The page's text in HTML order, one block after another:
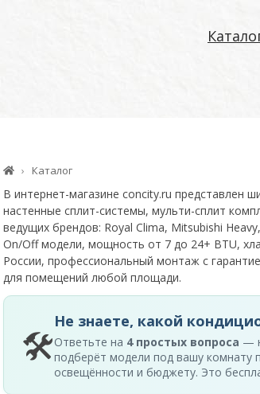
Каталог
В интернет-магазине concity.ru представлен
настенные сплит-системы, мульти-сплит
ведущих брендов: Royal Clima, Mitsubishi
On/Off модели, мощность от 7 до 24+ BTU,
России, профессиональный монтаж с
для помещений любой площади.
🛠
Не знаете, какой
Ответьте на 4 простых вопроса —
подберёт модели под вашу комнату
освещённости и бюджету. Это